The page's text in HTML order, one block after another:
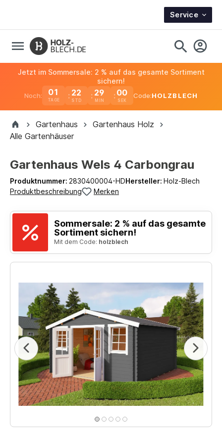
Service
Noch: 01
TAGE
22 28 59
Jetzt im Sommersale: 2 % auf das gesamte Sortiment
sichern!
Code:HOLZBLECH
Gartenhaus
Gartenhaus Holz
Alle Gartenhäuser
Gartenhaus Wels 4 Carbongrau
Produktnummer: 2830400004-HDHersteller: Holz-Blech
Produktbeschreibung
Merken
Sommersale: 2 % auf das gesamte
Sortiment sichern!
Mit dem Code: holzblech